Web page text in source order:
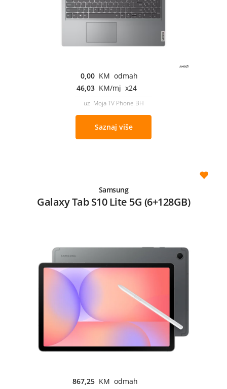
0,00 KM odmah
46,03 KM/mj x24
uz Moja TV Phone BH
Saznaj više
Samsung
Galaxy Tab S10 Lite 5G (6+128GB)
867,25 KM odmah